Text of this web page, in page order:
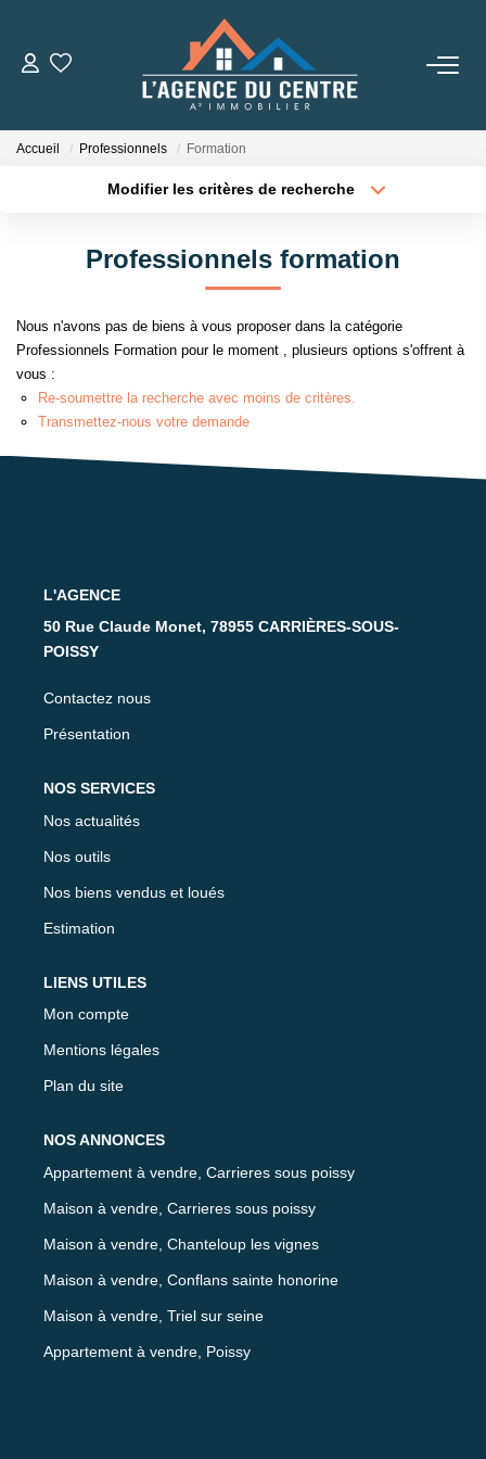
VENTES
Nos Conseils
Estimation
L' AGENCE
Accueil Professionnels Formation
Modifier les critères de recherche
Type de bien
Budget max Plus de critères
Professionnels formation
Nous n'avons pas de biens à vous proposer dans la catégorie
Professionnels Formation pour le moment , plusieurs options s'offrent à
vous :
Re-soumettre la recherche avec moins de critères.
Transmettez-nous votre demande
L'AGENCE
50 Rue Claude Monet, 78955 CARRIÈRES-SOUS-
POISSY
Contactez nous
Présentation
NOS SERVICES
Nos actualités
Nos outils
Nos biens vendus et loués
Estimation
LIENS UTILES
Mon compte
Mentions légales
Plan du site
NOS ANNONCES
Appartement à vendre, Carrieres sous poissy
Maison à vendre, Carrieres sous poissy
Maison à vendre, Chanteloup les vignes
Maison à vendre, Conflans sainte honorine
Maison à vendre, Triel sur seine
Appartement à vendre, Poissy